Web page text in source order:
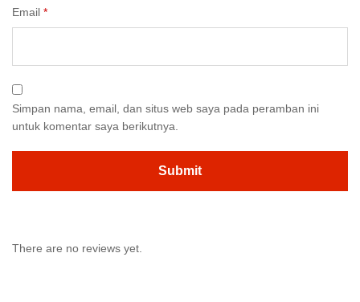
Email *
Simpan nama, email, dan situs web saya pada peramban ini
untuk komentar saya berikutnya.
There are no reviews yet.